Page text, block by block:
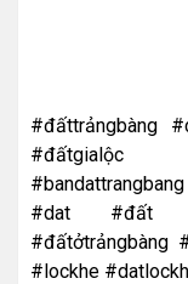
#đấttrảngbàng
#đấtgialộc
#dat #đất
#đấtởtrảngbàng
#lockhe